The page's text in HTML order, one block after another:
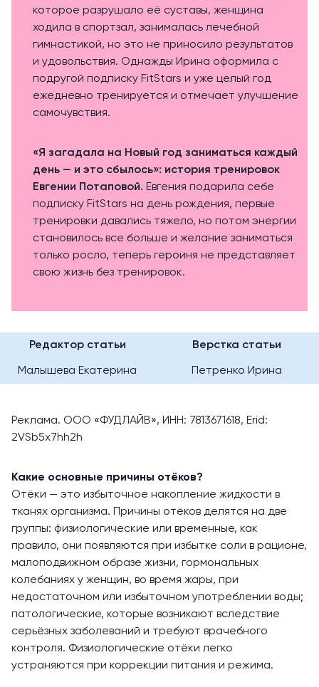
которое разрушало её суставы, женщина
ходила в спортзал, занималась лечебной
гимнастикой, но это не приносило результатов
и удовольствия. Однажды Ирина оформила с
подругой подписку FitStars и уже целый год
ежедневно тренируется и отмечает улучшение
самочувствия.
«Я загадала на Новый год заниматься каждый
день — и это сбылось»: история тренировок
Евгении Потаповой. Евгения подарила себе
подписку FitStars на день рождения, первые
тренировки давались тяжело, но потом энергии
становилось все больше и желание заниматься
только росло, теперь героиня не представляет
свою жизнь без тренировок.
Редактор статьи Верстка статьи
Малышева Екатерина Петренко Ирина
Реклама. ООО «ФУДЛАЙВ», ИНН: 7813671618, Erid:
2VSb5x7hh2h
Какие основные причины отёков?
Отёки — это избыточное накопление жидкости в
тканях организма. Причины отёков делятся на две
группы: физиологические или временные, как
правило, они появляются при избытке соли в рационе,
малоподвижном образе жизни, гормональных
колебаниях у женщин, во время жары, при
недостаточном или избыточном употреблении воды;
патологические, которые возникают вследствие
серьёзных заболеваний и требуют врачебного
контроля. Физиологические отёки легко
устраняются при коррекции питания и режима.